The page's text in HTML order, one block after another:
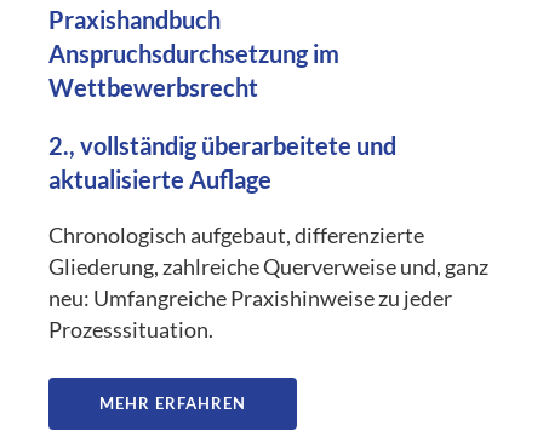
Praxishandbuch
Anspruchsdurchsetzung im
Wettbewerbsrecht
2., vollständig überarbeitete und
aktualisierte Auflage
Chronologisch aufgebaut, differenzierte
Gliederung, zahlreiche Querverweise und, ganz
neu: Umfangreiche Praxishinweise zu jeder
Prozesssituation.
MEHR ERFAHREN